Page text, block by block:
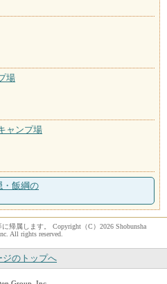
場
ャンプ場
・飯綱の
帰属します。 Copyright（C）2026 Shobunsha
All rights reserved.
ジのトップへ